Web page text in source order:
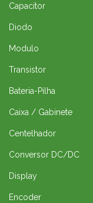
Capacitor
Diodo
Modulo
Transistor
Bateria-Pilha
Caixa / Gabinete
Centelhador
Conversor DC/DC
Display
Encoder